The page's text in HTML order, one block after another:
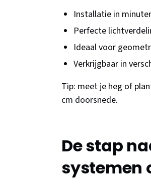
Installatie in
Perfecte
Ideaal voor
Verkrijgbaar in
Tip: meet je heg of
cm doorsnede.
De stap
systemen